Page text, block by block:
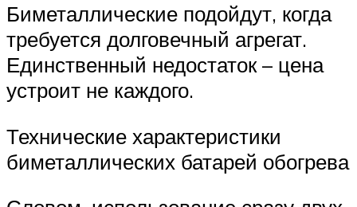
Биметаллические подойдут, когда
требуется долговечный агрегат.
Единственный недостаток – цена
устроит не каждого.
Технические характеристики
биметаллических батарей обогрева